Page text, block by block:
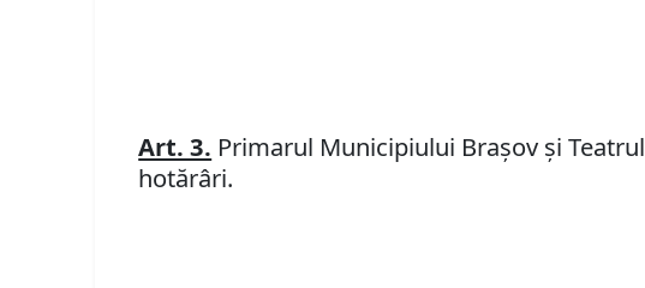
Art. 3. Primarul Municipiului Braşov şi
hotărâri.